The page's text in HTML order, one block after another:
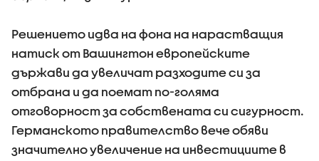
Решението идва на фона на нарастващия
натиск от Вашингтон европейските
държави да увеличат разходите си за
отбрана и да поемат по-голяма
отговорност за собствената си сигурност.
Германското правителство вече обяви
значително увеличение на инвестициите в